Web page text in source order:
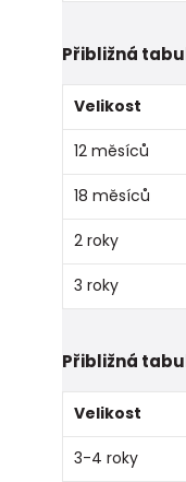
Přibližná
Velikost
12 měsíců
18 měsíců
2 roky
3 roky
Přibližná
Velikost
3-4 roky